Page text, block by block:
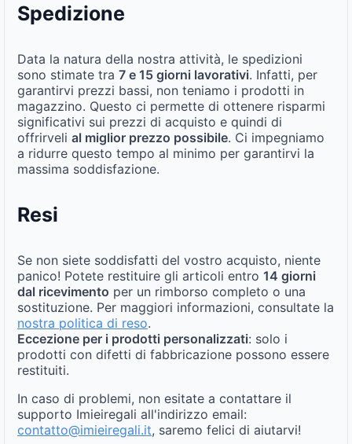
Spedizione
Data la natura della nostra attività, le spedizioni
sono stimate tra 7 e 15 giorni lavorativi. Infatti, per
garantirvi prezzi bassi, non teniamo i prodotti in
magazzino. Questo ci permette di ottenere risparmi
significativi sui prezzi di acquisto e quindi di
offrirveli al miglior prezzo possibile. Ci impegniamo
a ridurre questo tempo al minimo per garantirvi la
massima soddisfazione.
Resi
Se non siete soddisfatti del vostro acquisto, niente
panico! Potete restituire gli articoli entro 14 giorni
dal ricevimento per un rimborso completo o una
sostituzione. Per maggiori informazioni, consultate la
nostra politica di reso.
Eccezione per i prodotti personalizzati: solo i
prodotti con difetti di fabbricazione possono essere
restituiti.
In caso di problemi, non esitate a contattare il
supporto Imieiregali all'indirizzo email:
contatto@imieiregali.it, saremo felici di aiutarvi!